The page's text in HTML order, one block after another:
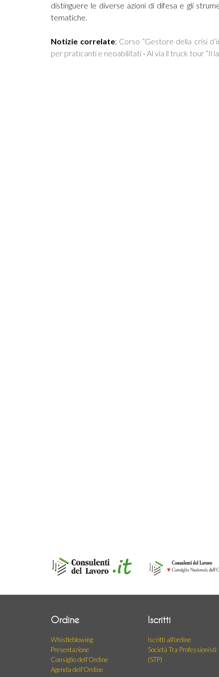
distinguere le diverse azioni di difesa e gli
tematiche.
Notizie correlate: Corso “Gestore della crisi
per praticanti e neoabilitati-Al via il truck tour “Il
Ordine
Whistleblowing
Presentazione
Consiglio dell'Ordine
Agenda dell'Ordine
Iscritti
Iscritti all'ordine
Società Tra Professionisti
(STP)